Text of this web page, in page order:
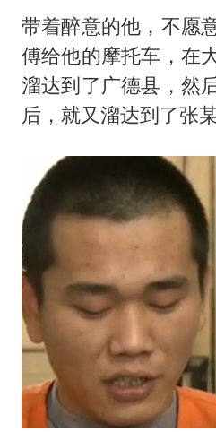
带着醉意的他，不愿
傅给他的摩托车，在
溜达到了广德县，然
后，就又溜达到了张某